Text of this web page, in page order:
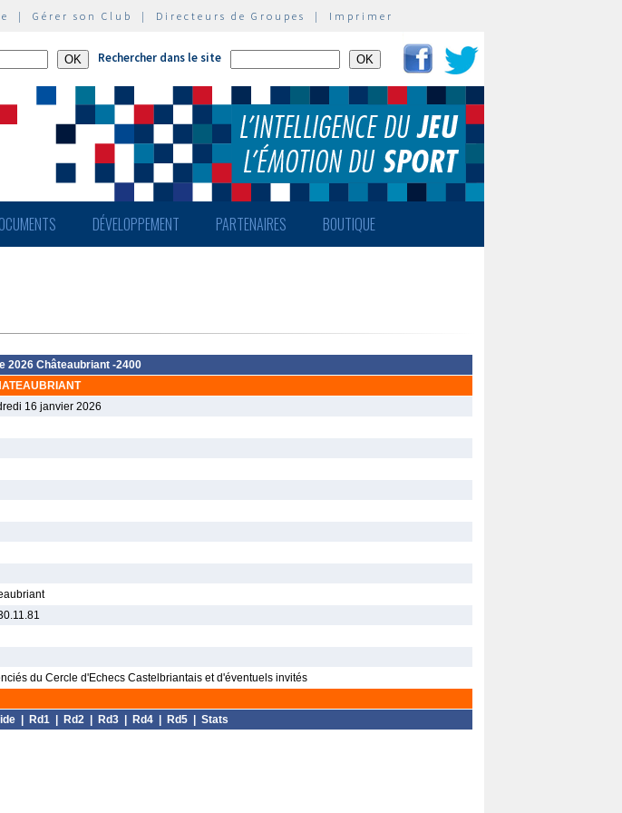
| Gérer son Club | Directeurs de Groupes | Imprimer
Rechercher dans le site
DÉVELOPPEMENT PARTENAIRES BOUTIQUE
2026 Châteaubriant -2400
16 janvier 2026
du Cercle d'Echecs Castelbriantais et d'éventuels invités
Rd1 Rd2 Rd3 Rd4 Rd5 Stats